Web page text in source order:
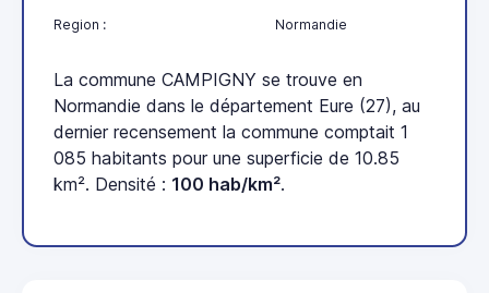
Region : Normandie
La commune CAMPIGNY se trouve en
Normandie dans le département Eure (27), au
dernier recensement la commune comptait 1
085 habitants pour une superficie de 10.85
km². Densité : 100 hab/km².